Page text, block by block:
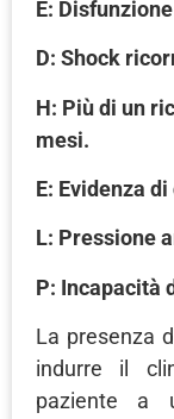
E:
D: Shock
H: Più di un
mesi.
E: Evidenza
L: Pressione
P: Incapacità
La presenza
indurre il
paziente a